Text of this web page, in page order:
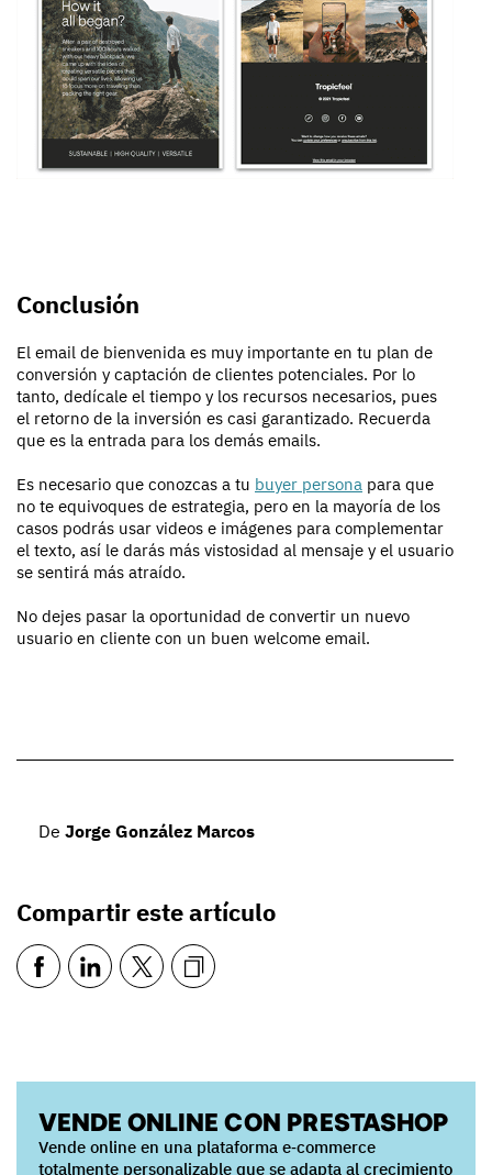
Conclusión
El email de bienvenida es muy importante en tu plan de
conversión y captación de clientes potenciales. Por lo
tanto, dedícale el tiempo y los recursos necesarios, pues
el retorno de la inversión es casi garantizado. Recuerda
que es la entrada para los demás emails.
Es necesario que conozcas a tu buyer persona para que
no te equivoques de estrategia, pero en la mayoría de los
casos podrás usar videos e imágenes para complementar
el texto, así le darás más vistosidad al mensaje y el usuario
se sentirá más atraído.
No dejes pasar la oportunidad de convertir un nuevo
usuario en cliente con un buen welcome email.
De Jorge González Marcos
Compartir este artículo
VENDE ONLINE CON PRESTASHOP
Vende online en una plataforma e‑commerce
totalmente personalizable que se adapta al crecimiento